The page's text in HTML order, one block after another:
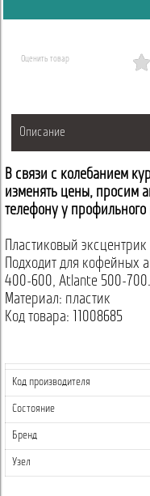
Оценить товар
Описание
В связи с колебанием
изменять цены, просим
телефону у
Пластиковый
Подходит для кофейных
400-600, Atlante 500-700.
Материал: пластик
Код товара: 11008685
Код производителя
Состояние
Бренд
Узел